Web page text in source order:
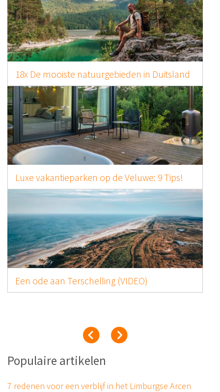
18x De mooiste natuurgebieden in Duitsland
Luxe vakantieparken op de Veluwe: 9 Tips!
Een ode aan Terschelling (VIDEO)
Populaire artikelen
7 redenen voor een verblijf in het Limburgse Arcen